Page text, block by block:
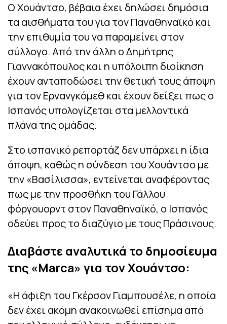
Ο Χουάντσο, βέβαια έχει δηλώσει δημόσια
τα αισθήματα του για τον Παναθηναϊκό και
την επιθυμία του να παραμείνει στον
σύλλογο. Από την άλλη ο Δημήτρης
Γιαννακόπουλος και η υπόλοιπη διοίκηση
έχουν ανταποδώσει την θετική τους άποψη
για τον Ερνανγκόμεθ και έχουν δείξει πως ο
Ισπανός υπολογίζεται στα μελλοντικά
πλάνα της ομάδας.
Στο ισπανικό ρεπορτάζ δεν υπάρχει η ίδια
άποψη, καθώς η σύνδεση του Χουάντσο με
την «Βασίλισσα», εντείνεται αναφέροντας
πως με την προσθήκη του Γάλλου
φόργουορντ στον Παναθηναϊκό, ο Ισπανός
οδεύει προς το διαζύγιο με τους Πράσινους.
Διαβάστε αναλυτικά το δημοσίευμα
της «Μarca» για τον Χουάντσο:
«Η άφιξη του Γκέρσον Γιαμπουσέλε, η οποία
δεν έχει ακόμη ανακοινωθεί επίσημα από